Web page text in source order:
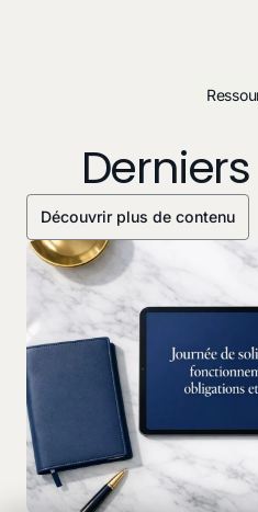
Découvrir plus de contenu